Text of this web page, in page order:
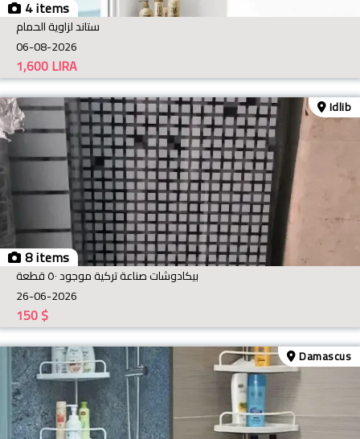
4 items
ستاند لزاوية الحمام
06-08-2026
LIRA
1,600
8 items
Idlib
بيكادوشات صناعة تركية موجود ٥٠ قطعة
26-06-2026
$
150
Damascus